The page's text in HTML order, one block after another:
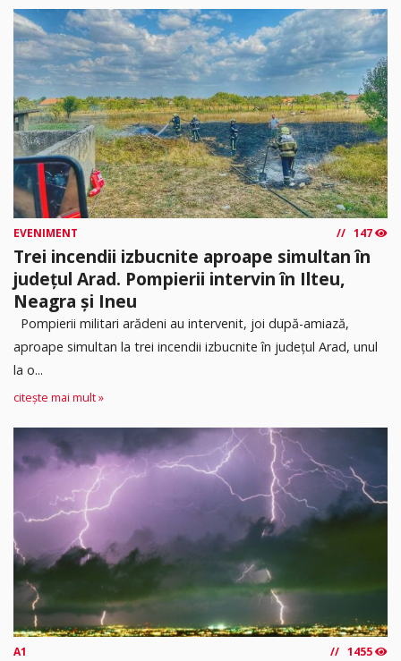
EVENIMENT 147
Trei incendii izbucnite aproape simultan în
județul Arad. Pompierii intervin în Ilteu,
Neagra și Ineu
Pompierii militari arădeni au intervenit, joi după-amiază,
aproape simultan la trei incendii izbucnite în județul Arad, unul
la o...
citește mai mult »
A1 1455